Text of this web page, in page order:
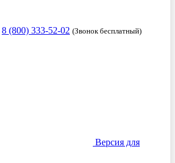
8 (800) 333-52-02 (Звонок бесплатный)
Версия для